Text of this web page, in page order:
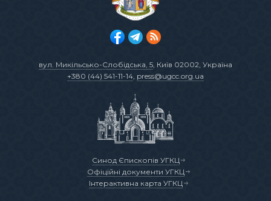
вул. Микільсько-Слобідська, 5, Київ 02002, Україна
+380 (44) 541-11-14, press@ugcc.org.ua
Синод Єпископів УГКЦ
Офіційні документи УГКЦ
Інтерактивна карта УГКЦ